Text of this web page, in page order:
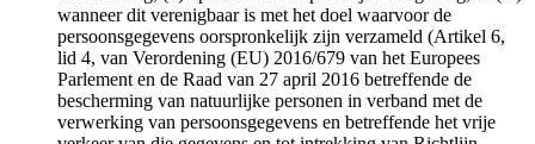
wanneer dit verenigbaar is met het doel waarvoor de
persoonsgegevens oorspronkelijk zijn verzameld (Artikel 6,
lid 4, van Verordening (EU) 2016/679 van het Europees
Parlement en de Raad van 27 april 2016 betreffende de
bescherming van natuurlijke personen in verband met de
verwerking van persoonsgegevens en betreffende het vrije